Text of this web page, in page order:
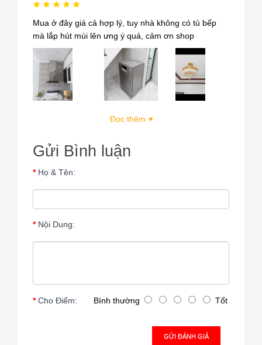
Mua ở đây giá cả hợp lý, tuy nhà không có tủ bếp
mà lắp hút mùi lên ưng ý quá, cảm ơn shop
Đọc thêm ▾
Gửi Bình luận
Họ & Tên:
Nội Dung:
Cho Điểm: Bình thường Tốt
GỬI ĐÁNH GIÁ